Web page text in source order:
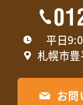
平日
札幌市
お